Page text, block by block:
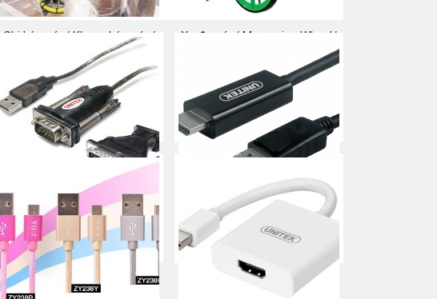
Ghi kéo cáp/ Khung kéo cáp/
Dây mồi cáp ngầm
Mua ngay
Xe đo cáp/ Measuring Wheel/
Mua ngay
CÁP USB 2.0 -> COM 9 + ĐĐ
COM 9 -> COM 25 UNITEK (Y-
105A)
Mua ngay
CÁP DISPLAYPORT -> HDMI
UNITEK (Y-5118CA)